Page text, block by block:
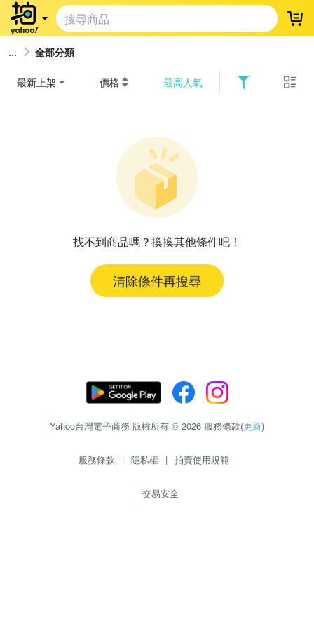
登
全部分類
最新上架 價格 最高人氣
找不到商品嗎？換換其他條件吧！
清除條件再搜尋
Yahoo台灣電子商務 版權所有 © 2026 服務條款(更新)
服務條款 | 隱私權 | 拍賣使用規範
交易安全